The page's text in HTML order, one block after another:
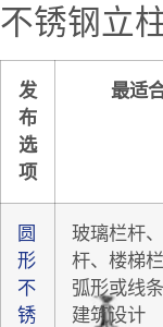
不锈钢立
发
布
选
项
最适
圆
形
不
锈
玻璃栏杆
杆、楼梯
弧形或线
建筑设计